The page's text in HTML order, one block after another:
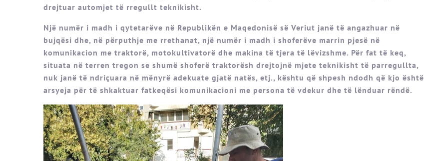
drejtuar automjet të rregullt teknikisht.
Një numër i madh i qytetarëve në Republikën e Maqedonisë së Veriut janë të angazhuar në
bujqësi dhe, në përputhje me rrethanat, një numër i madh i shoferëve marrin pjesë në
komunikacion me traktorë, motokultivatorë dhe makina të tjera të lëvizshme. Për fat të keq,
situata në terren tregon se shumë shoferë traktorësh drejtojnë mjete teknikisht të parregullta,
nuk janë të ndriçuara në mënyrë adekuate gjatë natës, etj., kështu që shpesh ndodh që kjo është
arsyeja për të shkaktuar fatkeqësi komunikacioni me persona të vdekur dhe të lënduar rëndë.